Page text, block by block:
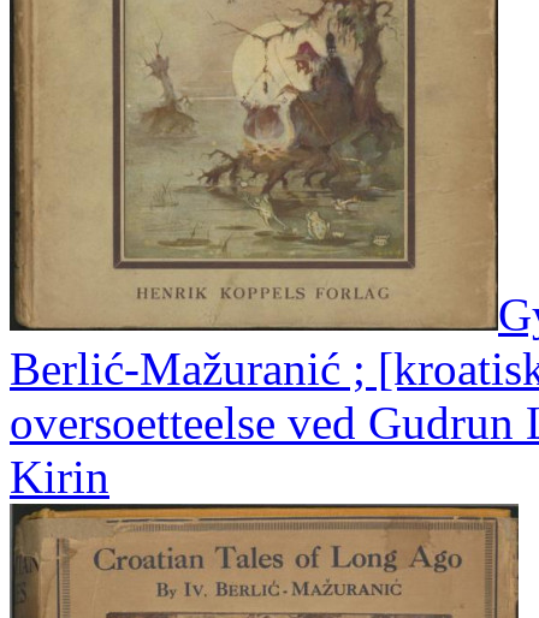
Berlić-Mažuranić ;
oversoetteelse ved
Kirin